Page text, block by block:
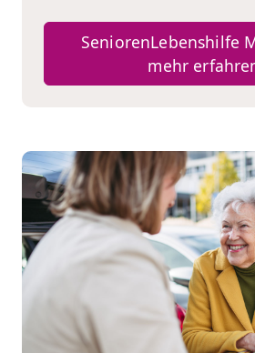
SeniorenLebenshilfe
mehr